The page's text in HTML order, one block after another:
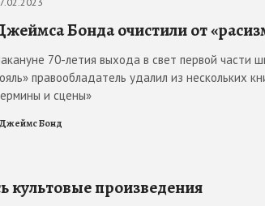
Бонда очистили от
70-летия выхода в свет первой части
правообладатель удалил из нескольких
и сцены»
Джеймс Бонд
культовые произведения